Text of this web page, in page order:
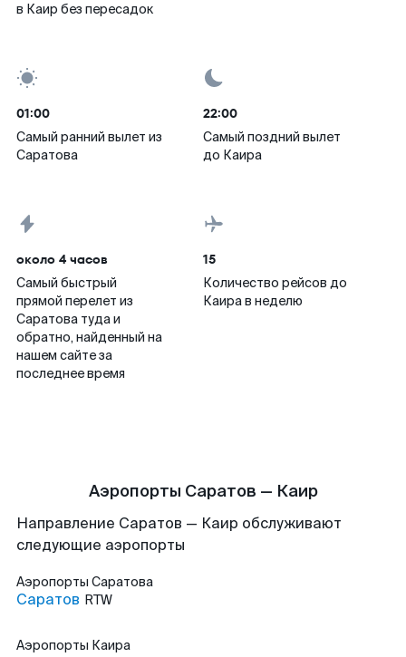
в Каир без пересадок
01:00
Самый ранний вылет из
Саратова
22:00
Самый поздний вылет
до Каира
около 4 часов
Самый быстрый
прямой перелет из
Саратова туда и
обратно, найденный на
нашем сайте за
последнее время
15
Количество рейсов до
Каира в неделю
Аэропорты Саратов — Каир
Направление Саратов — Каир обслуживают
следующие аэропорты
Аэропорты Саратова
Саратов RTW
Аэропорты Каира